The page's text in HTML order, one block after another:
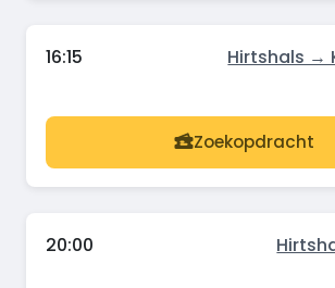
16:15 Hirtshals →
Zoekopdracht
20:00